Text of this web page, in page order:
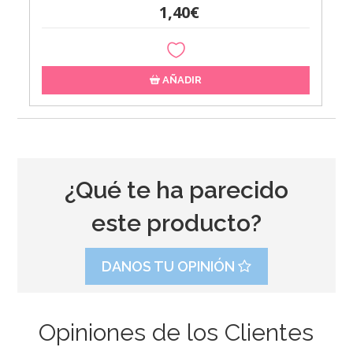
1,40€
AÑADIR
¿Qué te ha parecido
este producto?
DANOS TU OPINIÓN
Opiniones de los Clientes